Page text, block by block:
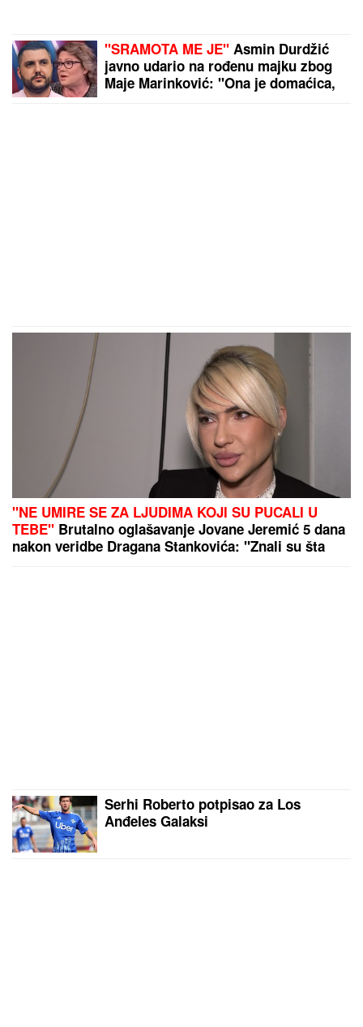
"SRAMOTA ME JE" Asmin Durdžić
javno udario na rođenu majku zbog
Maje Marinković: "Ona je domaćica,
"NE UMIRE SE ZA LJUDIMA KOJI SU PUCALI U
TEBE" Brutalno oglašavanje Jovane Jeremić 5 dana
nakon veridbe Dragana Stankovića: "Znali su šta
Serhi Roberto potpisao za Los
Anđeles Galaksi